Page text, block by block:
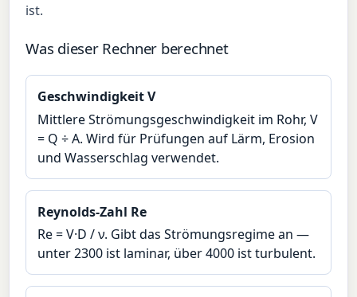
ist.
Was dieser Rechner berechnet
Geschwindigkeit V
Mittlere Strömungsgeschwindigkeit im Rohr, V
= Q ÷ A. Wird für Prüfungen auf Lärm, Erosion
und Wasserschlag verwendet.
Reynolds-Zahl Re
Re = V·D / ν. Gibt das Strömungsregime an —
unter 2300 ist laminar, über 4000 ist turbulent.